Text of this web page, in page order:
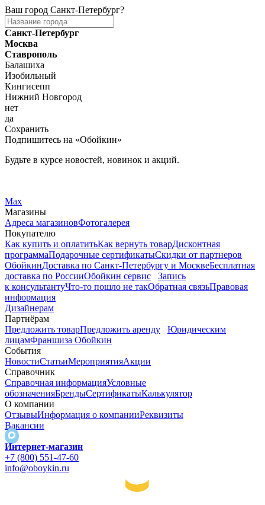
Ваш город Санкт-Петербург?
Санкт-Петербург
Москва
Ставрополь
Балашиха
Изобильный
Кингисепп
Нижний Новгород
нет
да
Сохранить
Подпишитесь на «Обойкин»
Будьте в курсе новостей, новинок и акций.
Max
Магазины
Адреса магазиновФотогалерея
Покупателю
Как купить и оплатитьКак вернуть товарДисконтная
программаПодарочные сертификатыСкидки от партнеров
ОбойкинДоставка по Санкт-Петербургу и МосквеБесплатная
доставка по РоссииОбойкин сервис
Запись
к консультантуЧто-то пошло не такОбратная связьПравовая
информация
Дизайнерам
Партнёрам
Предложить товарПредложить аренду
Юридическим
лицамФраншиза Обойкин
События
НовостиСтатьиМероприятияАкции
Справочник
Справочная информацияУсловные
обозначенияБрендыСертификатыКалькулятор
О компании
ОтзывыИнформация о компанииРеквизиты
Вакансии
Интернет-магазин
+7 (800) 551-47-60
info@oboykin.ru